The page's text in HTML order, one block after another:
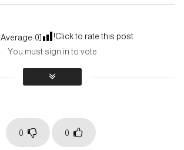
Click to rate this post!
[Total:
Average:0
You must sign in to vote
0
0